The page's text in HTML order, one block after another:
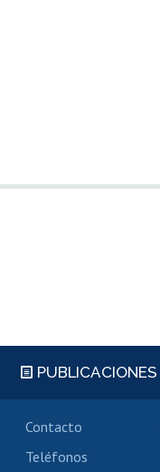
PUBLICACIONES
Contacto
Teléfonos